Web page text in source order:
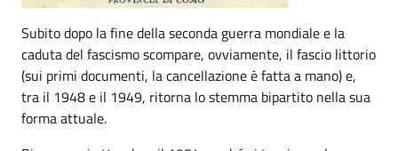
Subito dopo la fine della seconda guerra mondiale e la
caduta del fascismo scompare, ovviamente, il fascio littorio
(sui primi documenti, la cancellazione è fatta a mano) e,
tra il 1948 e il 1949, ritorna lo stemma bipartito nella sua
forma attuale.